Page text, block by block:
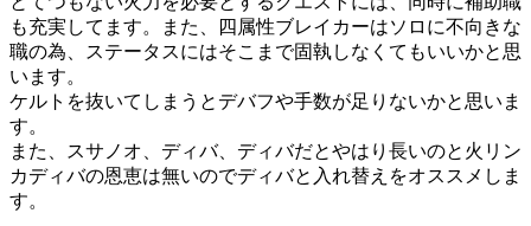
も充実してます。また、四属性ブレイカーはソロに不向きな
職の為、ステータスにはそこまで固執しなくてもいいかと思
います。
ケルトを抜いてしまうとデバフや手数が足りないかと思いま
す。
また、スサノオ、ディバ、ディバだとやはり長いのと火リン
カディバの恩恵は無いのでディバと入れ替えをオススメしま
す。